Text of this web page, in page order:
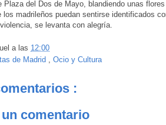
Plaza del Dos de Mayo, blandiendo unas
los madrileños puedan sentirse identificados
se levanta con alegría.
a las 12:00
de Madrid Ocio y Cultura
:
comentario